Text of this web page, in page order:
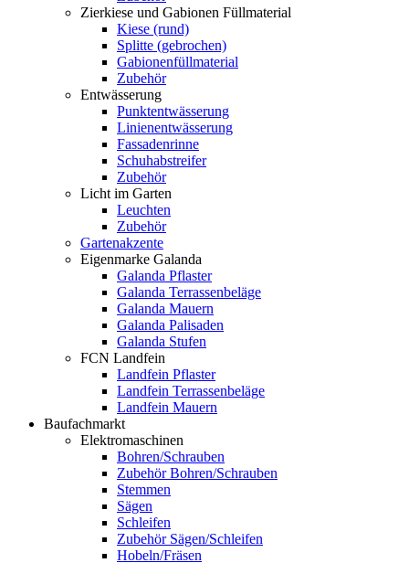
Zierkiese und Gabionen Füllmaterial
Kiese (rund)
Splitte (gebrochen)
Gabionenfüllmaterial
Zubehör
Entwässerung
Punktentwässerung
Linienentwässerung
Fassadenrinne
Schuhabstreifer
Zubehör
Licht im Garten
Leuchten
Zubehör
Gartenakzente
Eigenmarke Galanda
Galanda Pflaster
Galanda Terrassenbeläge
Galanda Mauern
Galanda Palisaden
Galanda Stufen
FCN Landfein
Landfein Pflaster
Landfein Terrassenbeläge
Landfein Mauern
Baufachmarkt
Elektromaschinen
Bohren/Schrauben
Zubehör Bohren/Schrauben
Stemmen
Sägen
Schleifen
Zubehör Sägen/Schleifen
Hobeln/Fräsen